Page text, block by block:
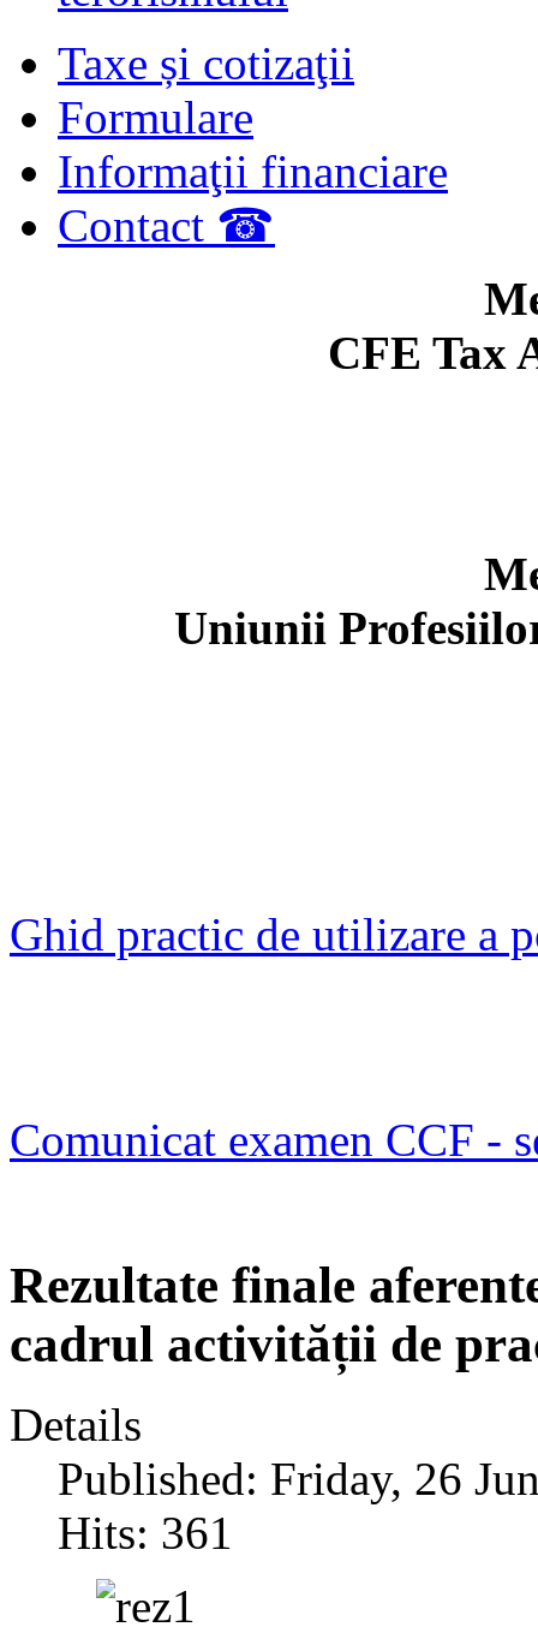
Taxe și cotizaţii
Formulare
Informaţii financiare
Contact ☎
CFE Tax
Uniunii
Ghid practic de utilizare a
Comunicat examen CCF -
Rezultate finale
cadrul activității de
Details
Published: Friday, 26
Hits: 361